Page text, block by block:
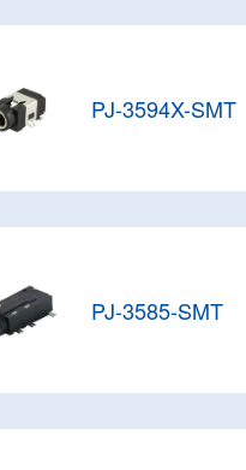
PJ-3594X-SMT
PJ-3585-SMT